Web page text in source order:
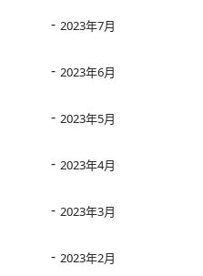
2023年7月
2023年6月
2023年5月
2023年4月
2023年3月
2023年2月